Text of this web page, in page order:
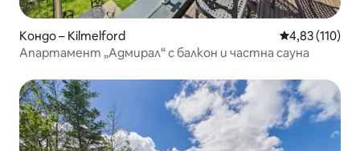
Кондо – Kilmelford Средна
4,83 (110)
Апартамент „Адмирал“ с балкон и частна сауна